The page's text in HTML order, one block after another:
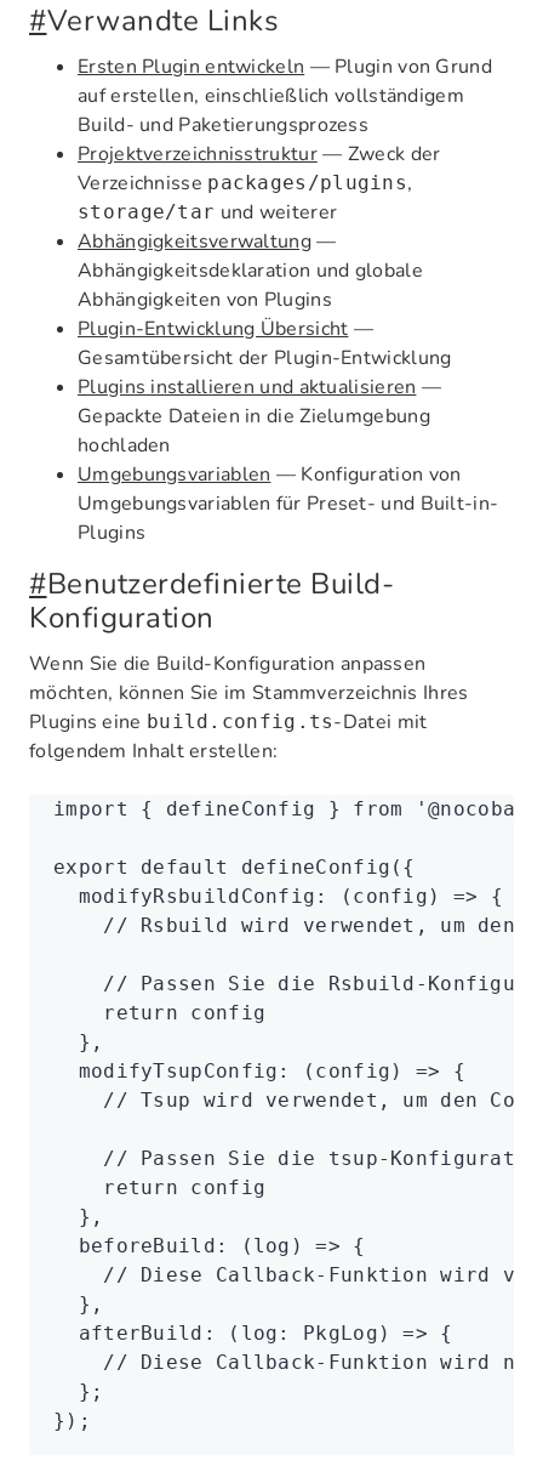
#Verwandte Links
Ersten Plugin entwickeln — Plugin von Grund
auf erstellen, einschließlich vollständigem
Build- und Paketierungsprozess
Projektverzeichnisstruktur— Zweck der
Verzeichnisse packages/plugins,
storage/tar und weiterer
Abhängigkeitsverwaltung—
Abhängigkeitsdeklaration und globale
Abhängigkeiten von Plugins
Plugin-Entwicklung Übersicht —
Gesamtübersicht der Plugin-Entwicklung
Plugins installieren und aktualisieren —
Gepackte Dateien in die Zielumgebung
hochladen
Umgebungsvariablen — Konfiguration von
Umgebungsvariablen für Preset- und Built-in-
Plugins
#Benutzerdefinierte Build-
Konfiguration
Wenn Sie die Build-Konfiguration anpassen
möchten, können Sie im Stammverzeichnis Ihres
Plugins eine build.config.ts-Datei mit
folgendem Inhalt erstellen:
import { defineConfig } from
export default defineConfig ({
  modifyRsbuildConfig
: (config) => {
// Rsbuild wird verwendet, um den
// Passen Sie die Rsbuild-
    return
config
  }
,
  modifyTsupConfig
: (config) => {
// Tsup wird verwendet, um den
// Passen Sie die tsup-
    return
config
  }
,
  beforeBuild
: (log) => {
// Diese Callback-Funktion wird
  }
,
  afterBuild
: (log : PkgLog ) => {
// Diese Callback-Funktion wird
  };
});